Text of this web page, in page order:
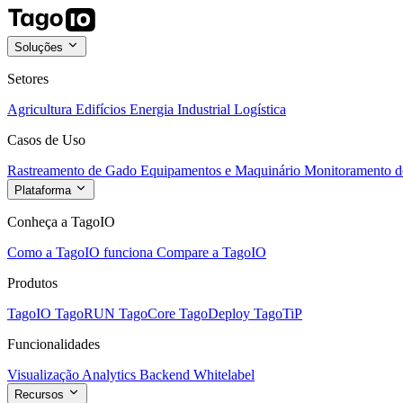
Soluções
Setores
Agricultura Edifícios Energia Industrial Logística
Casos de Uso
Rastreamento de Gado Equipamentos e Maquinário Monitoramento
Plataforma
Conheça a TagoIO
Como a TagoIO funciona Compare a TagoIO
Produtos
TagoIO TagoRUN TagoCore TagoDeploy TagoTiP
Funcionalidades
Visualização Analytics Backend Whitelabel
Recursos